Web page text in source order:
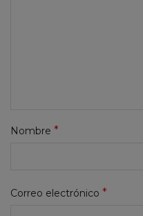
Nombre *
Correo electrónico *